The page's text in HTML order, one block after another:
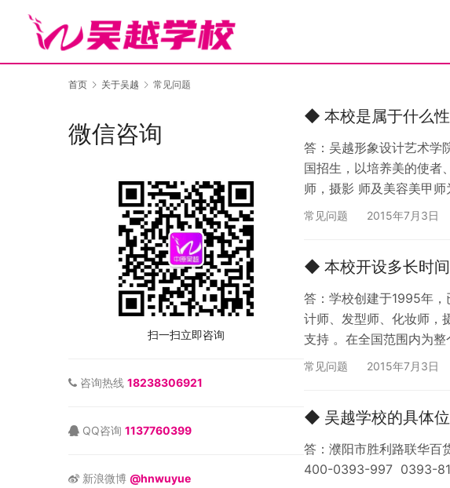
首页 关于吴越 常见问题
◆ 本校是属于什么
答：吴越形象设计艺术学
国招生，以培养美的使者
师，摄影 师及美容美甲
形象设计学校。
常见问题 2015年7月3日
◆ 本校开设多长时间
答：学校创建于1995年
计师、发型师、化妆师，
支持 。在全国范围内为整
常见问题 2015年7月3日
◆ 吴越学校的具体
答：濮阳市胜利路联华百
400-0393-997 0393-
微信咨询
扫一扫立即咨询
咨询热线 18238306921
QQ咨询 1137760399
新浪微博 @hnwuyue